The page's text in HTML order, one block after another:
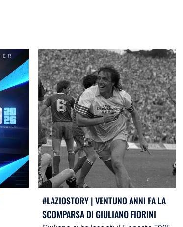
#LAZIOSTORY | VENTUNO ANNI FA LA
SCOMPARSA DI GIULIANO FIORINI